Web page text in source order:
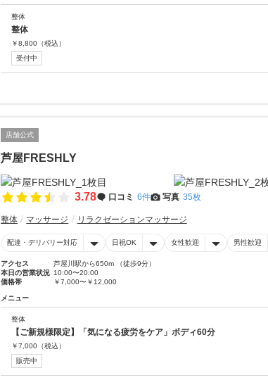
整体
整体
￥8,800 （税込）
受付中
店舗公式
芦屋FRESHLY
3.78 口コミ 6件 写真 35枚
整体 マッサージ リラクゼーションマッサージ
配達・デリバリー対応 日祝OK 女性歓迎 男性歓迎
アクセス
芦屋川駅から650m （徒歩9分）
本日の営業状況 10:00〜20:00
価格帯
￥7,000〜￥12,000
メニュー
整体
【ご新規様限定】「気になる疲労をケア」ボディ60分
￥7,000 （税込）
販売中